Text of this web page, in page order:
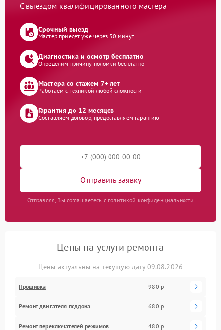
С выездом квалифицированного мастера
Срочный выезд
Мастер приедет уже через 30 минут
Диагностика и осмотр бесплатно
Определим причину поломки бесплатно
Мастера со стажем 7+ лет
Работаем с техникой любой сложности
Гарантия до 12 месяцев
Составляем договор, предоставляем гарантию
Отправить заявку
Отправляя, Вы соглашаетесь с политикой конфиденциальности
Цены на услуги ремонта
Цены актуальны на текущую дату 09.08.2026
Прошивка 980 р
Ремонт двигателя поддона 680 р
Ремонт переключателей режимов 480 р